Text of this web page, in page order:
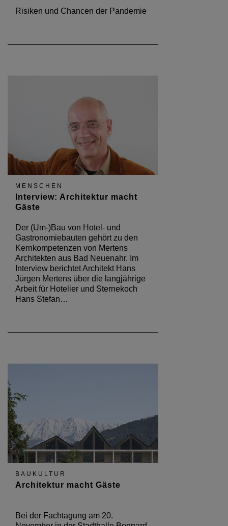
Risiken und Chancen der Pandemie
MENSCHEN
Interview: Architektur macht
Gäste
Der (Um-)Bau von Hotel- und
Gastronomiebauten gehört zu den
Kernkompetenzen von Mertens
Architekten aus Bad Neuenahr. Im
Interview berichtet Architekt Hans
Jürgen Mertens über die langjährige
Arbeit für Hotelier und Sternekoch
Hans Stefan…
BAUKULTUR
Architektur macht Gäste
Bei der Fachtagung am 20.